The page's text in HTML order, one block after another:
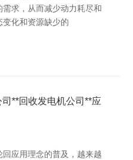
求，从而减少动力耗尽和
化和资源缺少的
**回收发电机公司**应
应用理念的普及，越来越